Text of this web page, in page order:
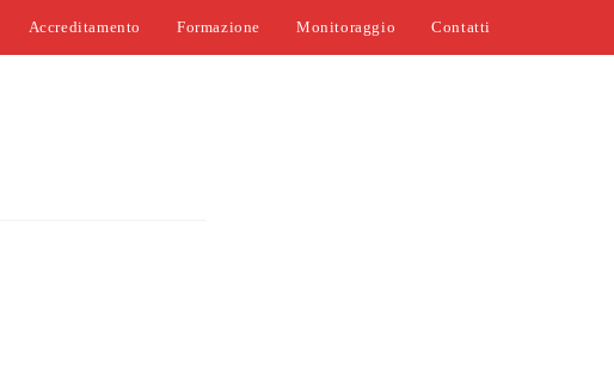
Accreditamento Formazione Monitoraggio Contatti